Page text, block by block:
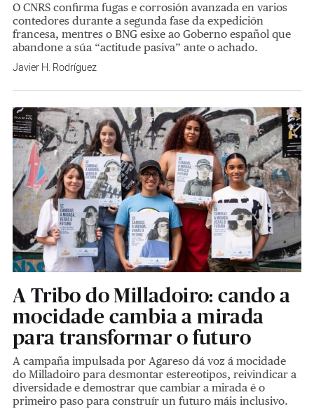
O CNRS confirma fugas e corrosión avanzada en varios
contedores durante a segunda fase da expedición
francesa, mentres o BNG esixe ao Goberno español que
abandone a súa “actitude pasiva” ante o achado.
Javier H. Rodríguez
A Tribo do Milladoiro: cando a
mocidade cambia a mirada
para transformar o futuro
A campaña impulsada por Agareso dá voz á mocidade
do Milladoiro para desmontar estereotipos, reivindicar a
diversidade e demostrar que cambiar a mirada é o
primeiro paso para construír un futuro máis inclusivo.